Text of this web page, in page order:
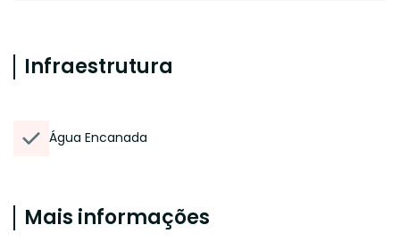
Infraestrutura
Água Encanada
Mais informações